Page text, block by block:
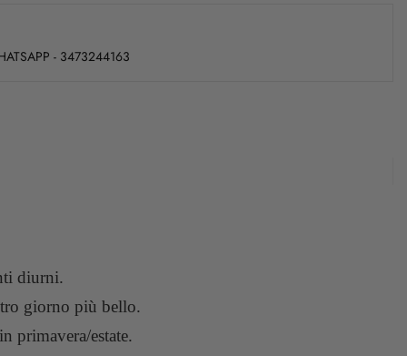
- 3473244163
diurni.
giorno più bello.
primavera/estate.